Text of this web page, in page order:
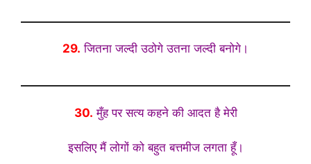
29. जितना जल्दी उठोगेउतना जल्दी बनोगे।
30. मुँह पर सत्य कहने की आदत है मेरी
इसलिए मैं लोगों को बहुत बत्तमीज लगता हूँ।